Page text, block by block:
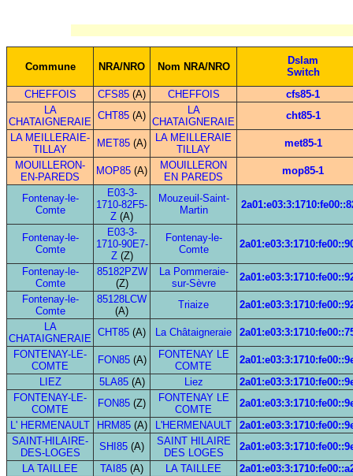
Commune NRA/NRO Nom NRA/NRO
Dslam
Switch
CHEFFOIS
CFS85 (A) CHEFFOIS
cfs85-1
LA
CHATAIGNERAIE
CHT85 (A)
LA
CHATAIGNERAIE
cht85-1
LA MEILLERAIE-
TILLAY
MET85 (A)
LA MEILLERAIE
TILLAY
met85-1
MOUILLERON-
EN-PAREDS
MOP85 (A)
MOUILLERON
EN PAREDS
mop85-1
Fontenay-le-
Comte
E03-3-
1710-82F5-
Z (A)
Mouzeuil-Saint-
Martin
Fontenay-le-
Comte
E03-3-
1710-90E7-
Z(Z)
Fontenay-le-
Comte
Fontenay-le-
Comte
85182PZW
(Z)
La Pommeraie-
sur-Sèvre
Fontenay-le-
Comte
85128LCW
(A)
Triaize
LA
CHATAIGNERAIE
CHT85 (A) La Châtaigneraie
FONTENAY-LE-
COMTE
FON85(A)
FONTENAY LE
COMTE
LIEZ
5LA85(A) Liez
FONTENAY-LE-
COMTE
FON85 (Z)
FONTENAY LE
COMTE
L' HERMENAULT
HRM85(A) L'HERMENAULT
SAINT-HILAIRE-
DES-LOGES
SHI85 (A)
SAINT HILAIRE
DES LOGES
LA TAILLEE
TAI85 (A) LA TAILLEE